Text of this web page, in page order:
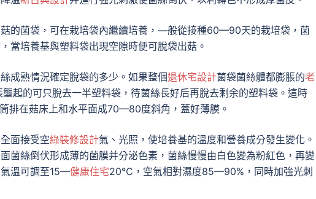
的菌袋，可在栽培袋內繼續培養，—般從接種60—90天的栽培袋，菌
當培養基與塑料袋出現空隙時便可脫袋出菇。
成熟情況確定脫袋的多少。如果整個退休宅設計菌袋菌絲體都膨脹的老
起的可只脫去一半塑料袋，待菌絲長好后再脫去剩余的塑料袋。這時
在菇床上和水平面成70—80度斜角，蓋好薄膜。
面接受空綠裝修設計氣、光照，使培養基的溫度和營養成分發生變化。
菌絲倒伏形成薄的菌膜并分泌色素，菌絲慢慢由白色變為粉紅色，再變
溫可調至15—健康住宅20℃，空氣相對濕度85—90%，同時加強光刺